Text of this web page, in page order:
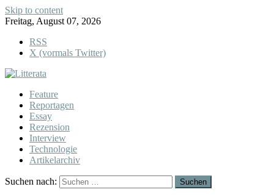
Skip to content
Freitag, August 07, 2026
RSS
X (vormals Twitter)
Feature
Reportagen
Essay
Rezension
Interview
Technologie
Artikelarchiv
Suchen nach: